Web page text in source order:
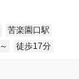
苦楽園口駅
徒歩17分